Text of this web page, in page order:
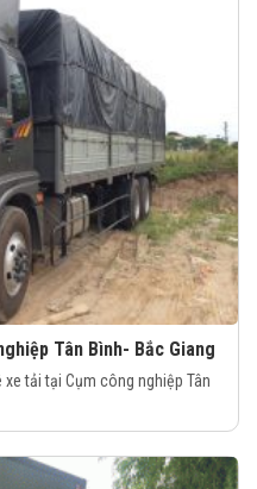
Tân Bình- Bắc Giang
tải tại Cụm công nghiệp Tân